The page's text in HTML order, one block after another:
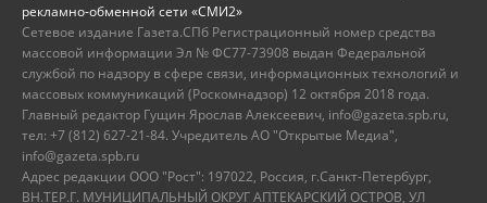
рекламно-обменной сети «СМИ2»
Сетевое издание Газета.СПб Регистрационный номер средства
массовой информации Эл № ФС77-73908 выдан Федеральной
службой по надзору в сфере связи, информационных технологий и
массовых коммуникаций (Роскомнадзор) 12 октября 2018 года.
Главный редактор Гущин Ярослав Алексеевич, info@gazeta.spb.ru,
тел: +7 (812) 627-21-84. Учредитель АО "Открытые Медиа",
info@gazeta.spb.ru
Адрес редакции ООО "Рост": 197022, Россия, г.Санкт-Петербург,
ВН.ТЕР.Г. МУНИЦИПАЛЬНЫЙ ОКРУГ АПТЕКАРСКИЙ ОСТРОВ, УЛ